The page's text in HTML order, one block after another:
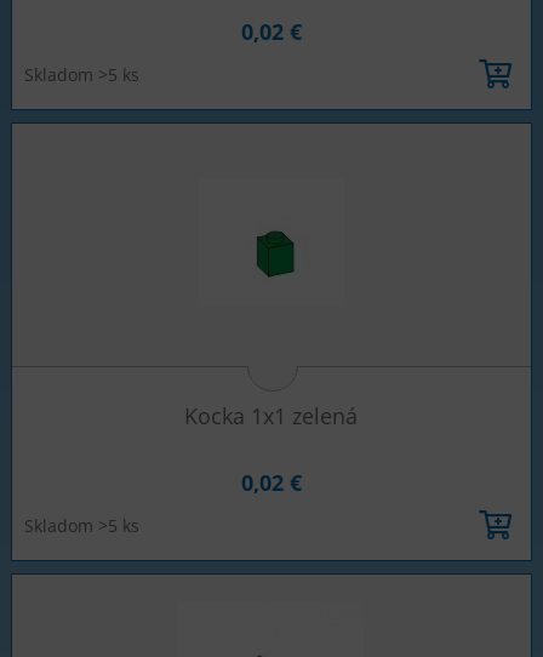
0,02 €
Skladom >5 ks
Kocka 1x1 zelená
0,02 €
Skladom >5 ks